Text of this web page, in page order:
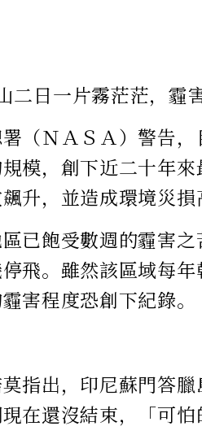
二日一片霧茫茫，霾
（ＮＡＳＡ）警告
模，創下近二十年
升，並造成環境災損
已飽受數週的霾害
飛。雖然該區域每
害程度恐創下紀錄。
指出，印尼蘇門答
在還沒結束，「可